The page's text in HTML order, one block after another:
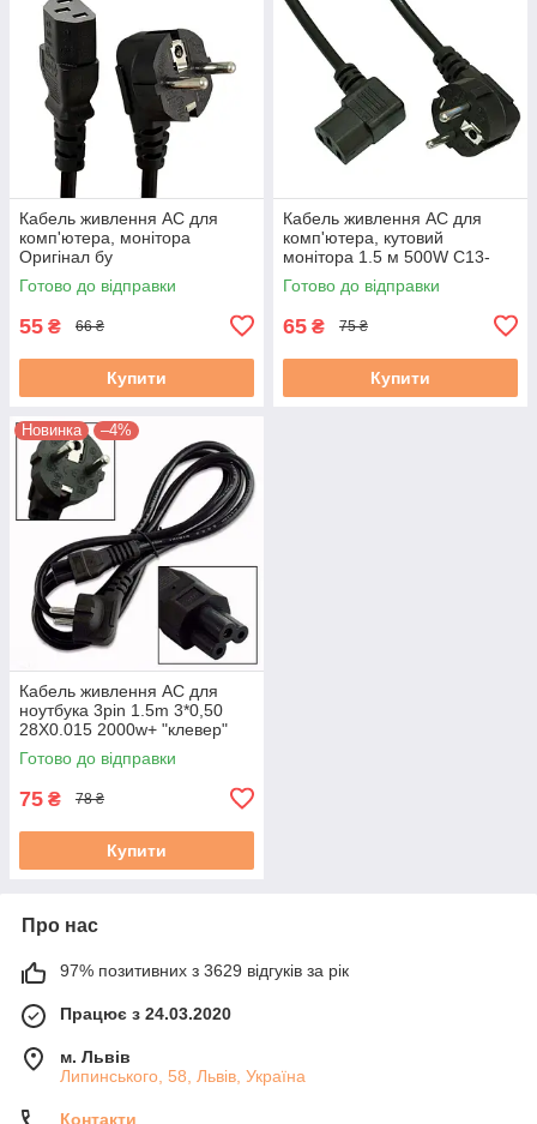
Кабель живлення AC для
комп'ютера, монітора
Оригінал бу
Готово до відправки
55 ₴ 66 ₴
Купити
Кабель живлення AC для
комп'ютера, кутовий
монітора 1.5 м 500W С13-
CEE 7/7 чорний новий
Готово до відправки
65 ₴ 75 ₴
Купити
Новинка –4%
Кабель живлення AC для
ноутбука 3pin 1.5m 3*0,50
28X0.015 2000w+ "клевер"
Готово до відправки
75 ₴ 78 ₴
Купити
Про нас
97% позитивних з 3629 відгуків за рік
Працює з 24.03.2020
м. Львів
Липинського, 58, Львів, Україна
Контакти